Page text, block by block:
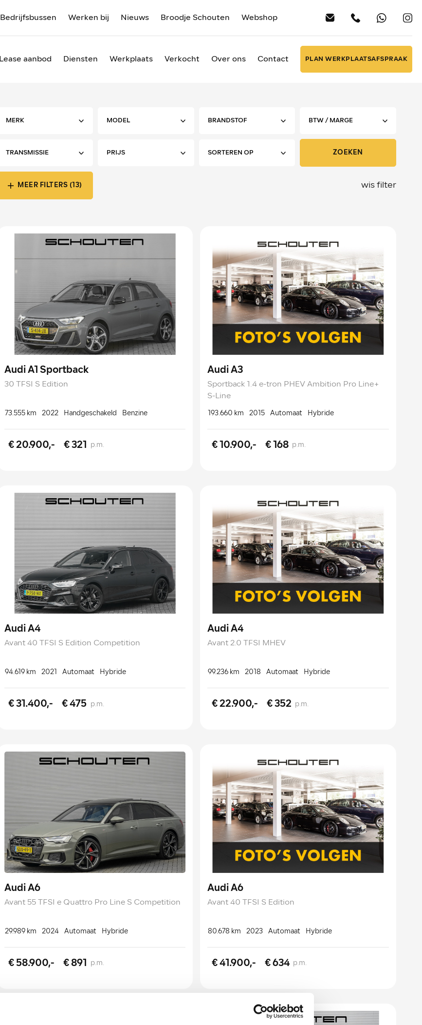
Bedrijfsbussen Werken bij Nieuws Broodje Schouten Webshop
Lease aanbod Diensten Werkplaats Verkocht Over ons Contact PLAN WERKPLAATSAFSPRAAK
ZOEKEN
MEER FILTERS (13) wis filter
Audi A1 Sportback
30 TFSI S Edition
73.555 km 2022 Handgeschakeld Benzine
€ 20.900,- € 321 p.m.
Audi A3
Sportback 1.4 e-tron PHEV Ambition Pro Line+
S-Line
193.660 km 2015 Automaat Hybride
€ 10.900,- € 168 p.m.
Audi A4
Avant 40 TFSI S Edition Competition
94.619 km 2021 Automaat Hybride
€ 31.400,- € 475 p.m.
Audi A4
Avant 2.0 TFSI MHEV
99.236 km 2018 Automaat Hybride
€ 22.900,- € 352 p.m.
Audi A6
Avant 55 TFSI e Quattro Pro Line S Competition
29.989 km 2024 Automaat Hybride
€ 58.900,- € 891 p.m.
Audi A6
Avant 40 TFSI S Edition
80.678 km 2023 Automaat Hybride
€ 41.900,- € 634 p.m.